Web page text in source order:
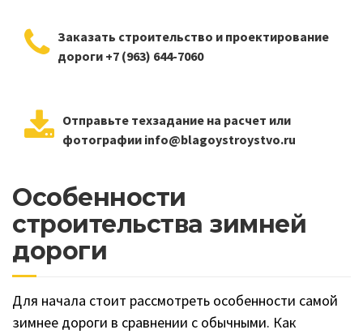
Заказать строительство и проектирование
дороги +7 (963) 644-7060
Отправьте техзадание на расчет или
фотографии info@blagoystroystvo.ru
Особенности
строительства зимней
дороги
Для начала стоит рассмотреть особенности самой
зимнее дороги в сравнении с обычными. Как